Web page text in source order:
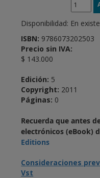
Disponibilidad: En
ISBN: 9786073202503
Precio sin IVA:
$ 143.000
Edición: 5
Copyright: 2011
Páginas: 0
Recuerda que antes
electrónicos (eBook)
Editions
Consideraciones
Vst